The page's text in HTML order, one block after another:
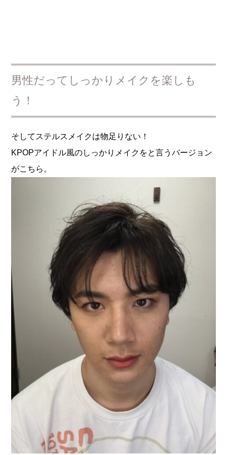
男性だってしっかりメイクを楽しも
う！
そしてステルスメイクは物足りない！
KPOPアイドル風のしっかりメイクをと言うバージョン
がこちら。